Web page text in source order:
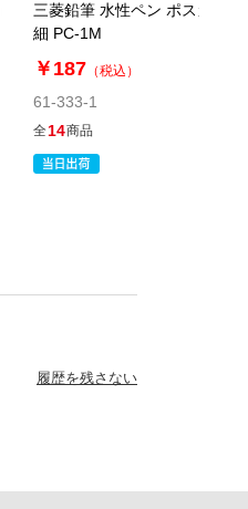
カートに入れる
三菱鉛筆 水性ペン ポスカ 極
細 PC-1M
￥187 （税込）
61-333-1
全14商品
履歴を残さない